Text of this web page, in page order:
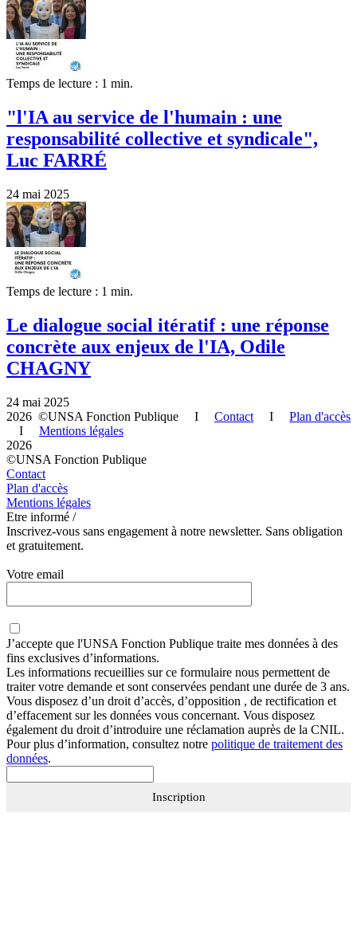
Temps de lecture : 1 min.
"l'IA au service de l'humain : une
responsabilité collective et syndicale",
Luc FARRÉ
24 mai 2025
Temps de lecture : 1 min.
Le dialogue social itératif : une réponse
concrète aux enjeux de l'IA, Odile
CHAGNY
24 mai 2025
2026 ©UNSA Fonction Publique I Contact I Plan d'accès
I Mentions légales
2026
©UNSA Fonction Publique
Contact
Plan d'accès
Mentions légales
Etre informé /
Inscrivez-vous sans engagement à notre newsletter. Sans obligation
et gratuitement.
Votre email
J’accepte que l'UNSA Fonction Publique traite mes données à des
fins exclusives d’informations.
Les informations recueillies sur ce formulaire nous permettent de
traiter votre demande et sont conservées pendant une durée de 3 ans.
Vous disposez d’un droit d’accès, d’opposition , de rectification et
d’effacement sur les données vous concernant. Vous disposez
également du droit d’introduire une réclamation auprès de la CNIL.
Pour plus d’information, consultez notre politique de traitement des
données.
Inscription